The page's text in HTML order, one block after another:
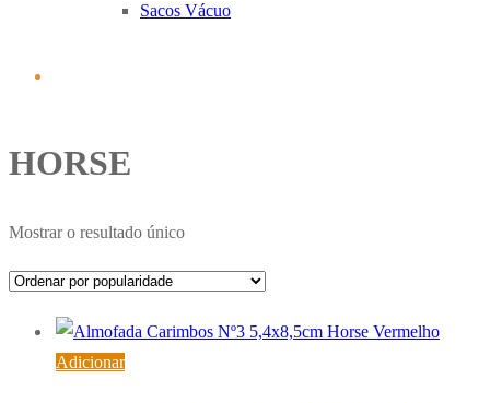
Sacos Vácuo
HORSE
Mostrar o resultado único
Adicionar